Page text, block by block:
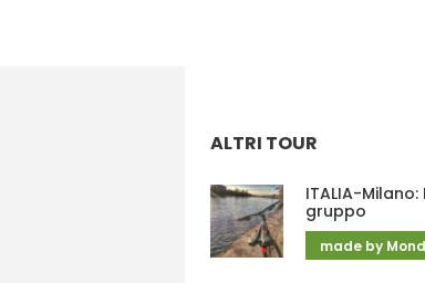
ALTRI TOUR
ITALIA-
gruppo
made by